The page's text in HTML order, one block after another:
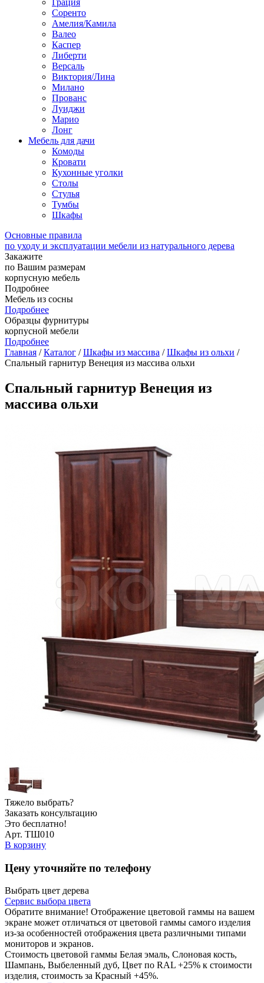
Грация
Соренто
Амелия/Камила
Валео
Каспер
Либерти
Версаль
Виктория/Лина
Милано
Прованс
Луиджи
Марио
Лонг
Мебель для дачи
Комоды
Кровати
Кухонные уголки
Столы
Стулья
Тумбы
Шкафы
Основные правила
по уходу и эксплуатации мебели из натурального дерева
Закажите
по Вашим размерам
корпусную мебель
Подробнее
Мебель из сосны
Подробнее
Образцы фурнитуры
корпусной мебели
Подробнее
Главная /Каталог /Шкафы из массива /Шкафы из ольхи /
Спальный гарнитур Венеция из массива ольхи
Спальный гарнитур Венеция из
массива ольхи
Тяжело выбрать?
Заказать консультацию
Это бесплатно!
Арт. ТШ010
В корзину
Цену уточняйте по телефону
Выбрать цвет дерева
Сервис выбора цвета
Обратите внимание! Отображение цветовой гаммы на вашем
экране может отличаться от цветовой гаммы самого изделия
из-за особенностей отображения цвета различными типами
мониторов и экранов.
Стоимость цветовой гаммы Белая эмаль, Слоновая кость,
Шампань, Выбеленный дуб, Цвет по RAL +25% к стоимости
изделия, стоимость за Красный +45%.